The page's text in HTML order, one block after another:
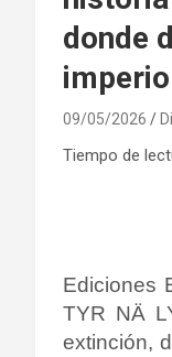
donde
09/05/2026
Tiempo de
Ediciones
TYR NÄ
extinción,